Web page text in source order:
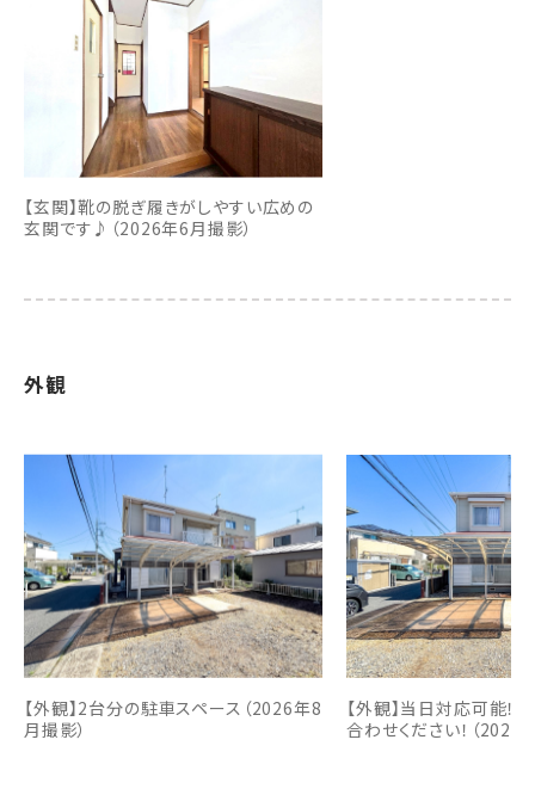
【玄関】靴の脱ぎ履きがしやすい広めの
玄関です♪（2026年6月撮影）
外観
【外観】2台分の駐車スペース（2026年8
月撮影）
【外観】当日対応可能！
合わせください！（2026